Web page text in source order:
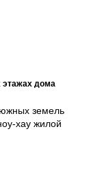
этажах дома
земель
хау жилой